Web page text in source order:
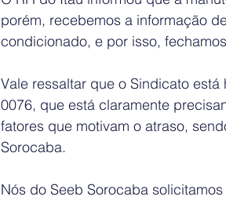
porém, recebemos a informação
condicionado, e por isso,
Vale ressaltar que o Sindicato
0076, que está claramente
fatores que motivam o atraso,
Sorocaba.
Nós do Seeb Sorocaba